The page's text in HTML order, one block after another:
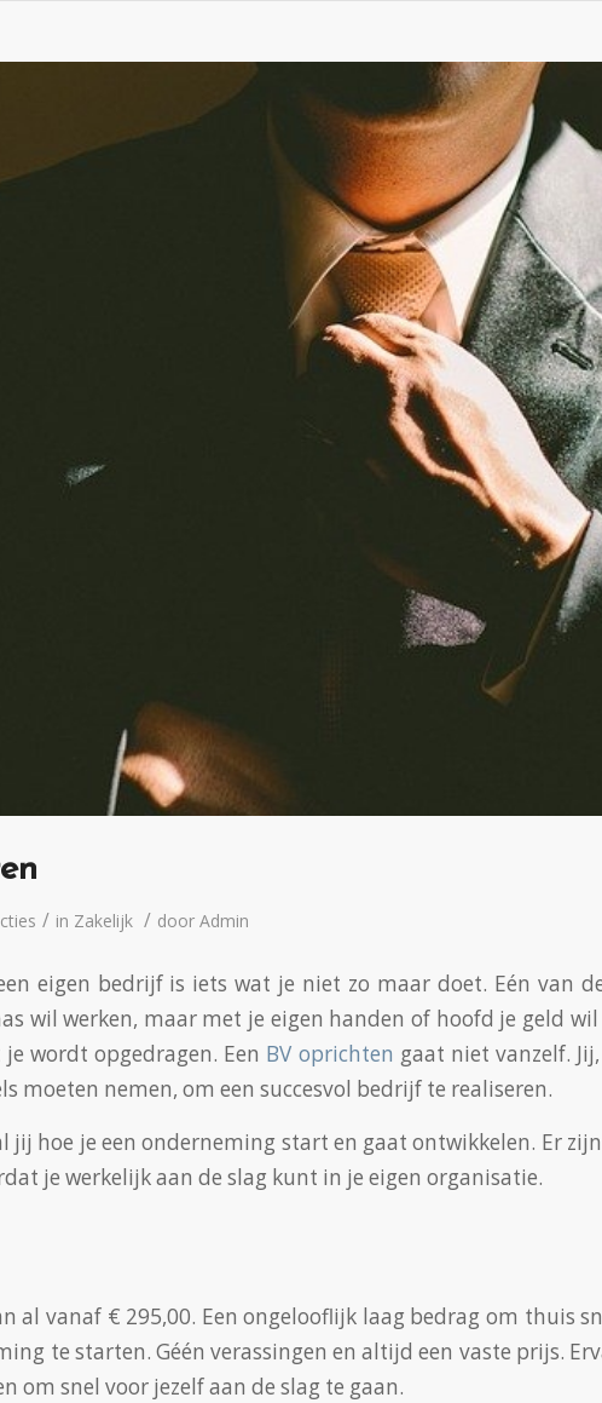
/ in Zakelijk / door Admin
eigen bedrijf is iets wat je niet zo maar doet. Eén van
wil werken, maar met je eigen handen of hoofd je geld
wordt opgedragen. Een BV oprichten gaat niet vanzelf.
moeten nemen, om een succesvol bedrijf te realiseren.
jij hoe je een onderneming start en gaat ontwikkelen. Er
je werkelijk aan de slag kunt in je eigen organisatie.
al vanaf € 295,00. Een ongelooflijk laag bedrag om thuis
te starten. Géén verassingen en altijd een vaste prijs.
om snel voor jezelf aan de slag te gaan.